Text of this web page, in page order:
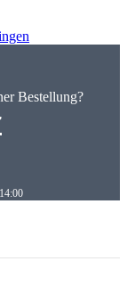
Bestellung?